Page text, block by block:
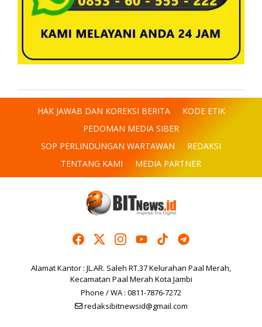
HAK JAWAB DAN KOREKSI BERITA
KODE ETIK
PEDOMAN MEDIA SIBER
SOP PERLINDUNGAN WARTAWAN
REDAKSI
TENTANG KAMI
MEDIA PARTNER
Alamat Kantor : JL.AR. Saleh RT.37 Kelurahan Paal Merah,
Kecamatan Paal Merah Kota Jambi
Phone / WA : 0811-7876-7272
redaksibitnewsid@gmail.com